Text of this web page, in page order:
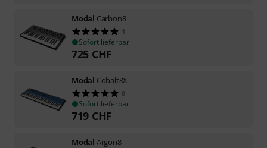
Modal Carbon8
1
Sofort lieferbar
725 CHF
Modal Cobalt8X
8
Sofort lieferbar
719 CHF
Modal Argon8